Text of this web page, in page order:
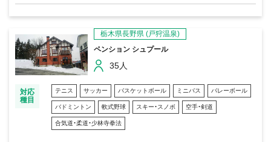
栃木県長野県 (戸狩温泉)
ペンション シュプール
35人
対応
種目
テニス サッカー バスケットボール ミニバス バレーボール
バドミントン 軟式野球 スキー・スノボ 空手・剣道
合気道・柔道・少林寺拳法